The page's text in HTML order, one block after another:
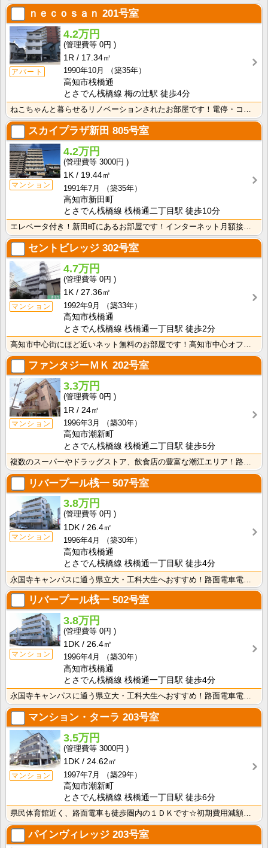
ｎｅｃｏｓａｎ 201号室
アパート
4.2万円
0円
1R
17.34㎡
1990年10月
（築35年）
高知市桟橋通
とさでん桟橋線 梅の辻駅 徒歩4分
ねこちゃんと暮らせるリノベーションされたお部屋です！電停・コンビニ徒歩圏内で生活に便利な立地です！
スカイプラザ新田 805号室
マンション
4.2万円
3000円
1K
19.44㎡
1991年7月
（築35年）
高知市新田町
とさでん桟橋線 桟橋通二丁目駅 徒歩10分
エレベータ付き！新田町にあるお部屋です！インターネット月額接続使用無料なので、月々の生活費の節約にも･･･
セントビレッジ 302号室
マンション
4.7万円
0円
1K
27.36㎡
1992年9月
（築33年）
高知市桟橋通
とさでん桟橋線 桟橋通一丁目駅 徒歩2分
ファンタジーＭＫ 202号室
マンション
3.3万円
0円
1R
24㎡
1996年3月
（築30年）
高知市潮新町
とさでん桟橋線 桟橋通二丁目駅 徒歩5分
リバープール桟一 507号室
マンション
3.8万円
0円
1DK
26.4㎡
1996年4月
（築30年）
高知市桟橋通
とさでん桟橋線 桟橋通一丁目駅 徒歩4分
リバープール桟一 502号室
マンション
3.8万円
0円
1DK
26.4㎡
1996年4月
（築30年）
高知市桟橋通
とさでん桟橋線 桟橋通一丁目駅 徒歩4分
永国寺キャンパスに通う県立大・工科大生へおすすめ！路面電車電停・バス停も徒歩圏内！敷金・礼金なし！エ･･･
マンション・ターラ 203号室
マンション
3.5万円
3000円
1DK
24.62㎡
1997年7月
（築29年）
高知市潮新町
とさでん桟橋線 桟橋通一丁目駅 徒歩6分
県民体育館近く、路面電車も徒歩圏内の１ＤＫです☆初期費用減額プラン選べます♪家賃ﾌﾘｰﾚﾝﾄ1ヶ月・･･･
パインヴィレッジ 203号室